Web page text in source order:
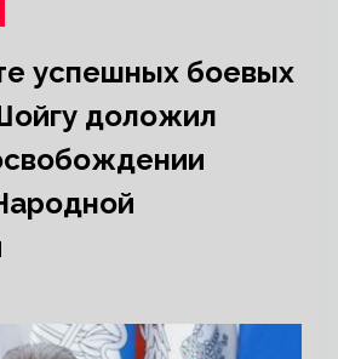
успешных боевых
доложил